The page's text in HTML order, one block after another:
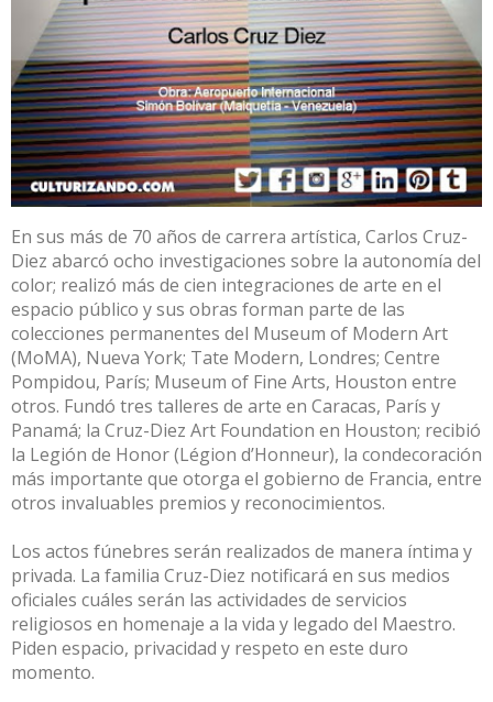
En sus más de 70 años de carrera artística, Carlos Cruz-
Diez abarcó ocho investigaciones sobre la autonomía del
color; realizó más de cien integraciones de arte en el
espacio público y sus obras forman parte de las
colecciones permanentes del Museum of Modern Art
(MoMA), Nueva York; Tate Modern, Londres; Centre
Pompidou, París; Museum of Fine Arts, Houston entre
otros. Fundó tres talleres de arte en Caracas, París y
Panamá; la Cruz-Diez Art Foundation en Houston; recibió
la Legión de Honor (Légion d’Honneur), la condecoración
más importante que otorga el gobierno de Francia, entre
otros invaluables premios y reconocimientos.
Los actos fúnebres serán realizados de manera íntima y
privada. La familia Cruz-Diez notificará en sus medios
oficiales cuáles serán las actividades de servicios
religiosos en homenaje a la vida y legado del Maestro.
Piden espacio, privacidad y respeto en este duro
momento.